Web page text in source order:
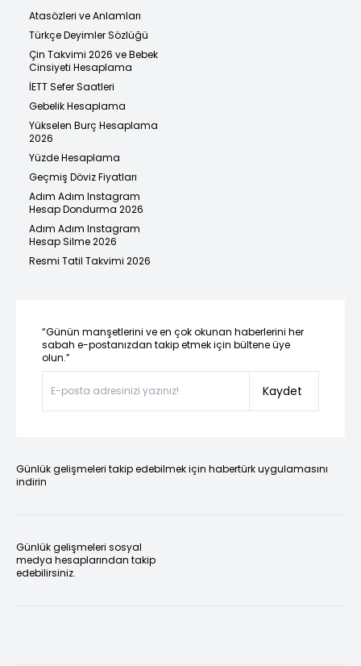
Atasözleri ve Anlamları
Türkçe Deyimler Sözlüğü
Çin Takvimi 2026 ve Bebek
Cinsiyeti Hesaplama
İETT Sefer Saatleri
Gebelik Hesaplama
Yükselen Burç Hesaplama
2026
Yüzde Hesaplama
Geçmiş Döviz Fiyatları
Adım Adım Instagram
Hesap Dondurma 2026
Adım Adım Instagram
Hesap Silme 2026
Resmi Tatil Takvimi 2026
“Günün manşetlerini ve en çok okunan haberlerini her
sabah e-postanızdan takip etmek için bültene üye
olun.”
Kaydet
Günlük gelişmeleri takip edebilmek için habertürk uygulamasını
indirin
Günlük gelişmeleri sosyal
medya hesaplarından takip
edebilirsiniz.